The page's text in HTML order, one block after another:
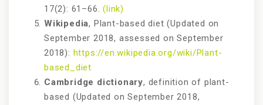
17(2): 61–66.(link)
Wikipedia, Plant-based diet (Updated on
September 2018, assessed on September
2018): https://en.wikipedia.org/wiki/Plant-
based_diet
Cambridge dictionary, definition of plant-
based (Updated on September 2018,